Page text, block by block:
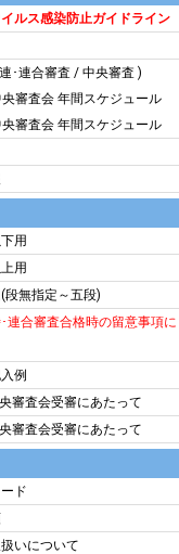
ルス感染防止ガイドライン
･連合審査 / 中央審査 )
審査会 年間スケジュール
審査会 年間スケジュール
用
用
段無指定～五段)
連合審査合格時の留意事項に
例
審査会受審にあたって
審査会受審にあたって
ド
いについて